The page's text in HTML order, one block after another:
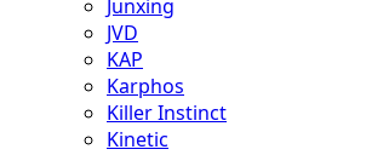
Junxing
JVD
KAP
Karphos
Killer Instinct
Kinetic